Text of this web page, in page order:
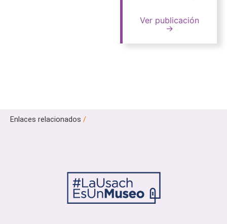
Ver publicación
→
Enlaces relacionados /